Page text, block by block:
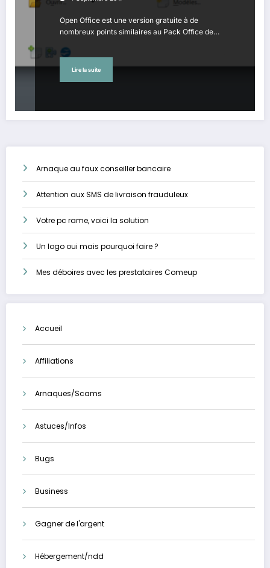
Open Office est une version gratuite à de
nombreux points similaires au Pack Office de…
Lire la suite
Arnaque au faux conseiller bancaire
Attention aux SMS de livraison frauduleux
Votre pc rame, voici la solution
Un logo oui mais pourquoi faire ?
Mes déboires avec les prestataires Comeup
Accueil
Affiliations
Arnaques/Scams
Astuces/Infos
Bugs
Business
Gagner de l'argent
Hébergement/ndd